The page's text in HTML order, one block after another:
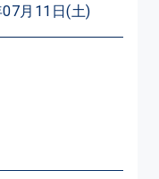
月11日(土)